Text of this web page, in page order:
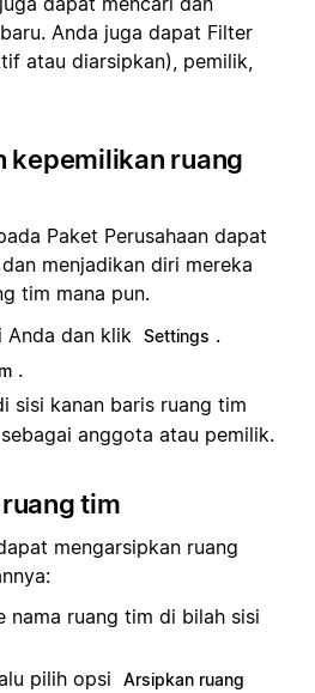
Anda juga dapat Filter
atau diarsipkan), pemilik,
kepemilikan ruang
Paket Perusahaan dapat
menjadikan diri mereka
tim mana pun.
Anda dan klik
Settings .
.
sisi kanan baris ruang tim
anggota atau pemilik.
tim
mengarsipkan ruang
nama ruang tim di bilah sisi
pilih opsi
Arsipkan ruang